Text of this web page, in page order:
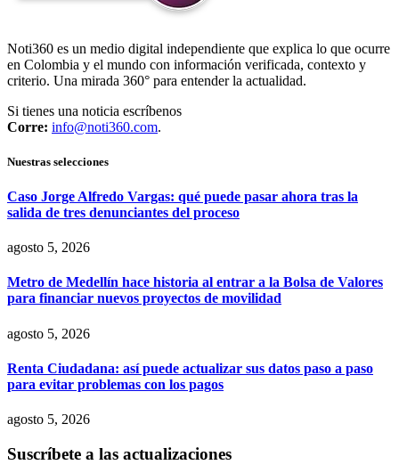
Noti360 es un medio digital independiente que explica lo que ocurre
en Colombia y el mundo con información verificada, contexto y
criterio. Una mirada 360° para entender la actualidad.
Si tienes una noticia escríbenos
Corre: info@noti360.com.
Nuestras selecciones
Caso Jorge Alfredo Vargas: qué puede pasar ahora tras la
salida de tres denunciantes del proceso
agosto 5, 2026
Metro de Medellín hace historia al entrar a la Bolsa de Valores
para financiar nuevos proyectos de movilidad
agosto 5, 2026
Renta Ciudadana: así puede actualizar sus datos paso a paso
para evitar problemas con los pagos
agosto 5, 2026
Suscríbete a las actualizaciones